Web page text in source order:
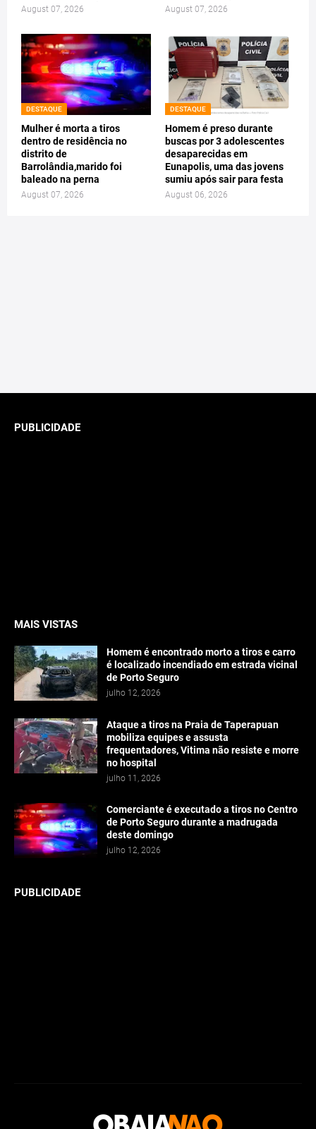
August 07, 2026 August 07, 2026
DESTAQUE
Mulher é morta a tiros
dentro de residência no
distrito de
Barrolândia,marido foi
baleado na perna
August 07, 2026
DESTAQUE
Homem é preso durante
buscas por 3 adolescentes
desaparecidas em
Eunapolis, uma das jovens
sumiu após sair para festa
August 06, 2026
PUBLICIDADE
MAIS VISTAS
Homem é encontrado morto a tiros e carro
é localizado incendiado em estrada vicinal
de Porto Seguro
julho 12, 2026
Ataque a tiros na Praia de Taperapuan
mobiliza equipes e assusta
frequentadores, Vitima não resiste e morre
no hospital
julho 11, 2026
Comerciante é executado a tiros no Centro
de Porto Seguro durante a madrugada
deste domingo
julho 12, 2026
PUBLICIDADE